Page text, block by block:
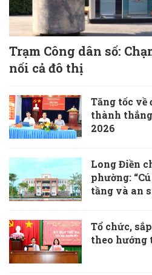
Trạm Công dân số:
nối cả đô thị
Tăng tốc về
thành
2026
Long Điền
phường:
tầng và an
Tổ chức,
theo hướng